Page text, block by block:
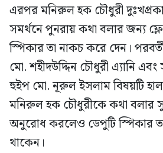
এরপর মনিরুল হক চৌধুরী
সমর্থনে পুনরায় কথা বলার জন্য
স্পিকার তা নাকচ করে দেন।
মো. শহীদউদ্দিন চৌধুরী এ্যানি
হুইপ মো. নূরুল ইসলাম বিষয়টি
মনিরুল হক চৌধুরীকে কথা বলার
অনুরোধ করলেও ডেপুটি স্পিকার
থাকেন।